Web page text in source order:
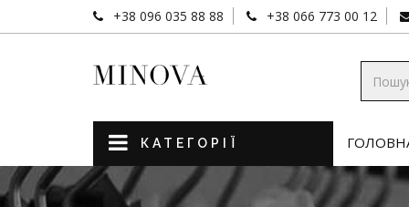
+38 096 035 88 88 +38 066 773 00 12
КАТЕГОРІЇ